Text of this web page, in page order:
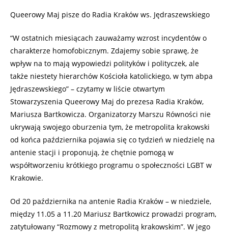
Queerowy Maj pisze do Radia Kraków ws. Jędraszewskiego
“W ostatnich miesiącach zauważamy wzrost incydentów o
charakterze homofobicznym. Zdajemy sobie sprawę, że
wpływ na to mają wypowiedzi polityków i polityczek, ale
także niestety hierarchów Kościoła katolickiego, w tym abpa
Jędraszewskiego” – czytamy w liście otwartym
Stowarzyszenia Queerowy Maj do prezesa Radia Kraków,
Mariusza Bartkowicza. Organizatorzy Marszu Równości nie
ukrywają swojego oburzenia tym, że metropolita krakowski
od końca października pojawia się co tydzień w niedzielę na
antenie stacji i proponują, że chętnie pomogą w
współtworzeniu krótkiego programu o społeczności LGBT w
Krakowie.
Od 20 października na antenie Radia Kraków – w niedziele,
między 11.05 a 11.20 Mariusz Bartkowicz prowadzi program,
zatytułowany “Rozmowy z metropolitą krakowskim”. W jego